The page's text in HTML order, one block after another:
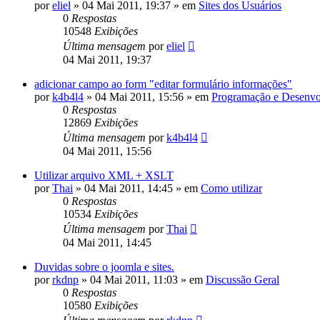
poreliel » 04 Mai 2011, 19:37 » em Sites dos Usuários
0 Respostas
10548 Exibições
Última mensagem poreliel
04 Mai 2011, 19:37
adicionar campo ao form "editar formulário informações"
pork4b4l4 » 04 Mai 2011, 15:56 » em Programação e
0 Respostas
12869 Exibições
Última mensagem pork4b4l4
04 Mai 2011, 15:56
Utilizar arquivo XML + XSLT
porThai » 04 Mai 2011, 14:45 » em Como utilizar
0 Respostas
10534 Exibições
Última mensagem porThai
04 Mai 2011, 14:45
Duvidas sobre o joomla e sites.
porrkdnp » 04 Mai 2011, 11:03 » em Discussão Geral
0 Respostas
10580 Exibições